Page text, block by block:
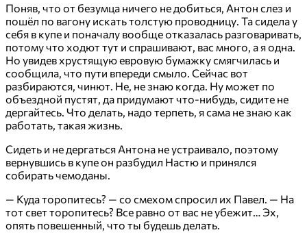
Поняв, что от безумца ничего не добиться, Антон слез и
пошёл по вагону искать толстую проводницу. Та сидела у
себя в купе и поначалу вообще отказалась разговаривать,
потому что ходют тут и спрашивают, вас много, а я одна.
Но увидев хрустящую евровую бумажку смягчилась и
сообщила, что пути впереди смыло. Сейчас вот
разбираются, чинют. Не, не знаю когда. Ну может по
объездной пустят, да придумают что-нибудь, сидите не
дергайтесь. Что делать, надо терпеть, я сама не знаю как
работать, такая жизнь.
Сидеть и не дергаться Антона не устраивало, поэтому
вернувшись в купе он разбудил Настю и принялся
собирать чемоданы.
— Куда торопитесь? — со смехом спросил их Павел. — На
тот свет торопитесь? Все равно от вас не убежит… Эх,
опять повешенный, что ты будешь делать.